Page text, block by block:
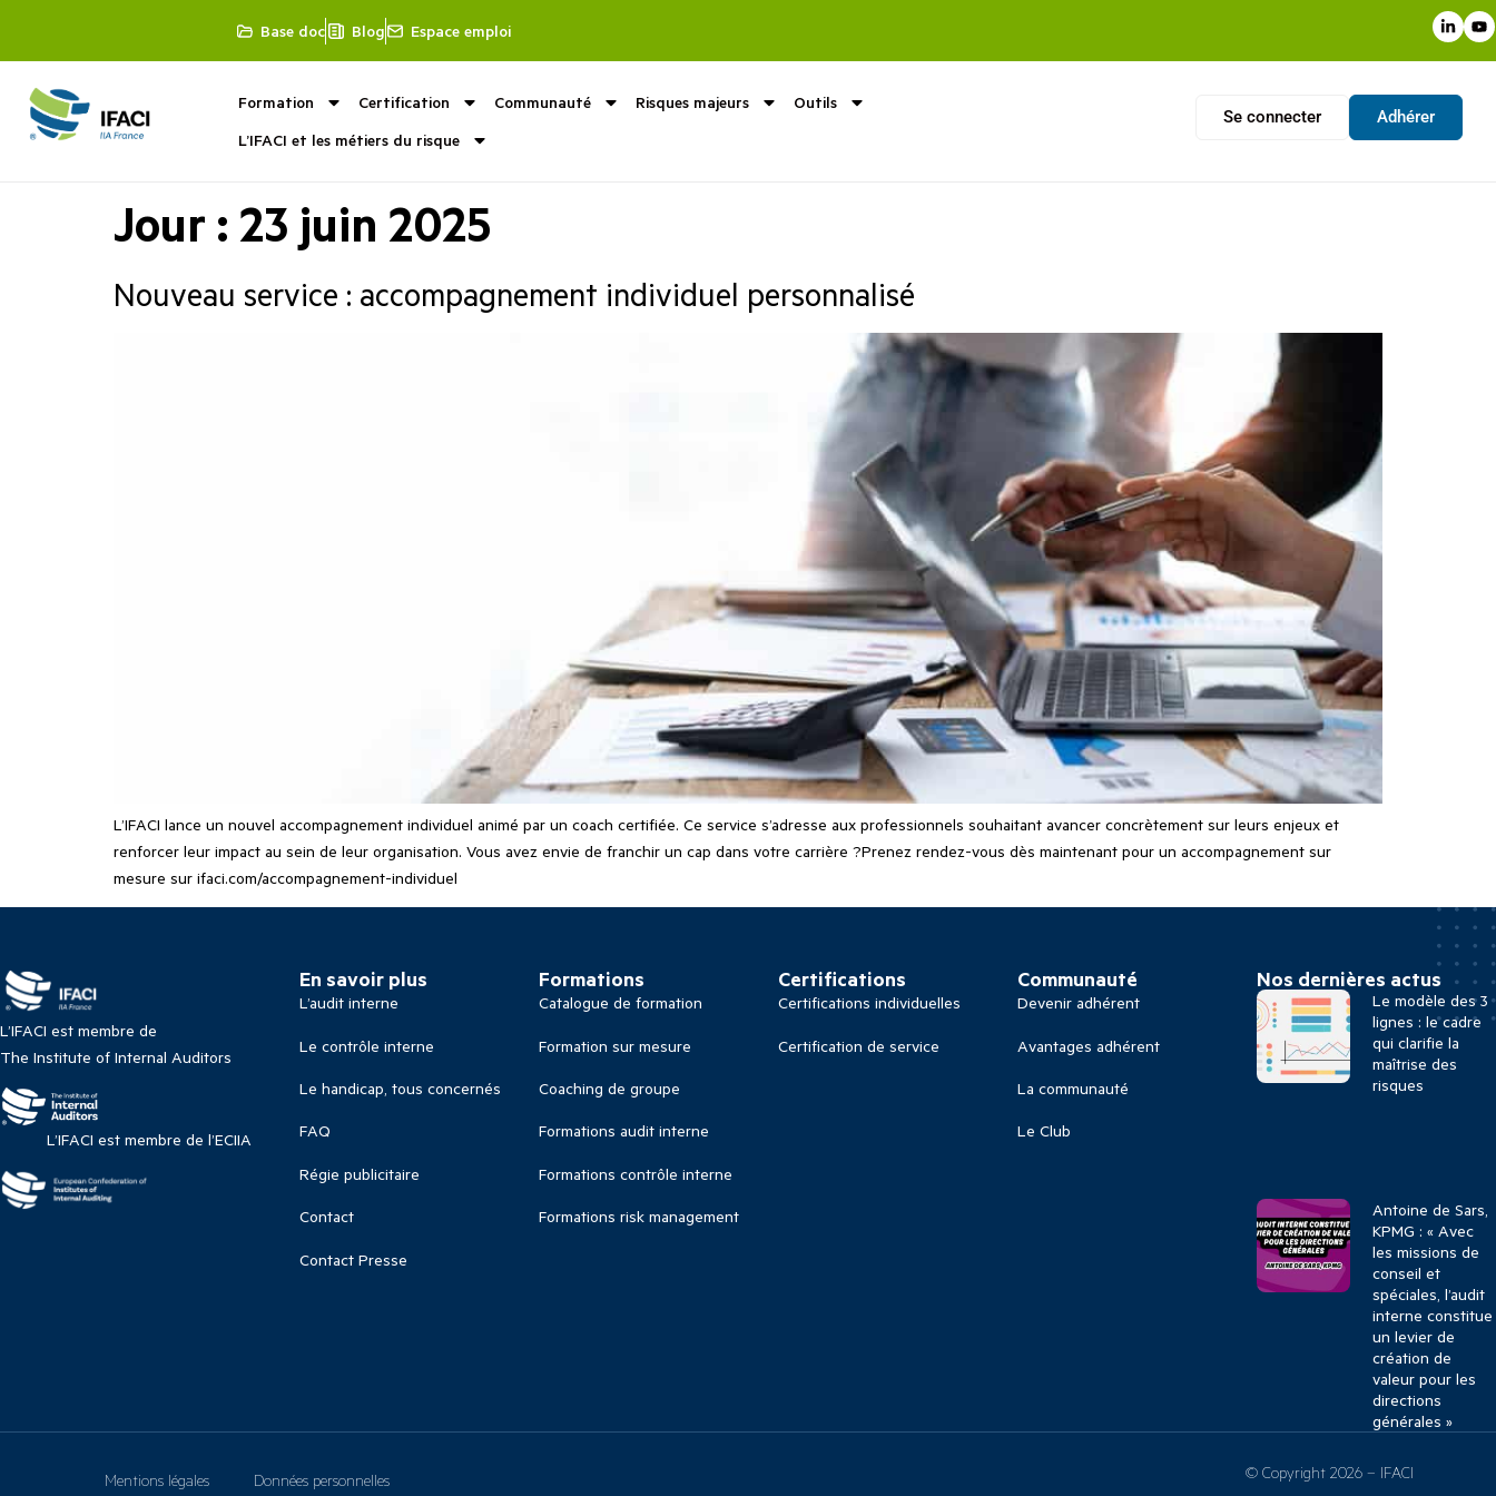
Base doc Blog Espace emploi
Formation Certification Communauté Risques majeurs
Outils
L’IFACI et les métiers du risque
Se connecter Adhérer
Jour :23 juin 2025
Nouveau service : accompagnement individuel personnalisé
L’IFACI lance un nouvel accompagnement individuel animé par un coach certifiée. Ce service s’adresse aux professionnels souhaitant avancer concrètement sur leurs enjeux et
renforcer leur impact au sein de leur organisation. Vous avez envie de franchir un cap dans votre carrière ?Prenez rendez-vous dès maintenant pour un accompagnement sur
mesure sur ifaci.com/accompagnement-individuel
L’IFACI est membre de
The Institute of Internal Auditors
L’IFACI est membre de l’ECIIA
En savoir plus
L’audit interne
Le contrôle interne
Le handicap, tous concernés
FAQ
Régie publicitaire
Contact
Contact Presse
Formations
Catalogue de formation
Formation sur mesure
Coaching de groupe
Formations audit interne
Formations contrôle interne
Formations risk management
Certifications
Certifications individuelles
Certification de service
Communauté
Devenir adhérent
Avantages adhérent
La communauté
Le Club
Nos dernières actus
Le modèle des 3
lignes : le cadre
qui clarifie la
maîtrise des
risques
Antoine de Sars,
KPMG : « Avec
les missions de
conseil et
spéciales, l’audit
interne constitue
un levier de
création de
valeur pour les
directions
générales »
Mentions légales Données personnelles © Copyright 2026 – IFACI